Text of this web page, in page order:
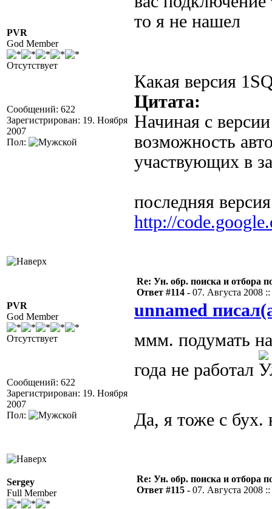
PVR
God Member
Отсутствует
Сообщений: 622
Зарегистрирован: 19. Ноября
2007
Пол:
то я не нашел
Какая версия
Цитата:
Начиная с
возможность
участвующих в
последняя
http://
PVR
God Member
Отсутствует
Сообщений: 622
Зарегистрирован: 19. Ноября
2007
Пол:
Re: Ун. обр. поиска и отбора
Ответ #114 - 07. Августа 2008
unnamed
ммм. подумать
года не работал
Да, я тоже с бух.
Sergey
Full Member
Re: Ун. обр. поиска и отбора
Ответ #115 - 07. Августа 2008